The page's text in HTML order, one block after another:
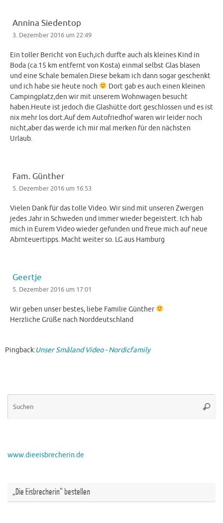
Annina Siedentop
3. Dezember 2016 um 22:49
Ein toller Bericht von Euch,ich durfte auch als kleines Kind in
Boda (ca.15 km entfernt von Kosta) einmal selbst Glas blasen
und eine Schale bemalen.Diese bekam ich dann sogar geschenkt
und ich habe sie heute noch
Dort gab es auch einen kleinen
Campingplatz,den wir mit unserem Wohnwagen besucht
haben.Heute ist jedoch die Glashütte dort geschlossen und es ist
nix mehr los dort.Auf dem Autofriedhof waren wir leider noch
nicht,aber das werde ich mir mal merken für den nächsten
Urlaub.
Fam. Günther
5. Dezember 2016 um 16:53
Vielen Dank für das tolle Video. Wir sind mit unseren Zwergen
jedes Jahr in Schweden und immer wieder begeistert. Ich hab
mich in Eurem Video wieder gefunden und freue mich auf neue
Abrnteuertipps. Macht weiter so. LG aus Hamburg
Geertje
5. Dezember 2016 um 17:01
Wir geben unser bestes, liebe Familie Günther
Herzliche Grüße nach Norddeutschland
Pingback:Unser Småland Video - Nordicfamily
www.dieeisbrecherin.de
„Die Eisbrecherin“ bestellen